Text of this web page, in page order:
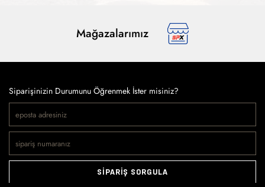
Mağazalarımız
Siparişinizin Durumunu Öğrenmek İster misiniz?
SİPARİŞ SORGULA